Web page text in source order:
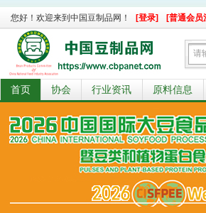
您好！欢迎来到中国豆制品网！ [登录] [普通会员
首页 协会 行业资讯 原料信息